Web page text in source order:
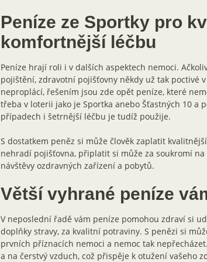
Peníze ze Sportky pro
komfortnější léčbu
Peníze hrají roli i v dalších aspektech nemoci.
pojištění, zdravotní pojišťovny někdy už tak poctivé
neproplácí, řešením jsou zde opět peníze, které
třeba v loterii jako je Sportka anebo Šťastných 10 a
případech i šetrnější léčbu je tudíž použije.
S dostatkem peněz si může člověk zaplatit
nehradí pojišťovna, připlatit si může za soukromí na
návštěvy ozdravných zařízení a pobytů.
Větší vyhrané peníze
V neposlední řadě vám peníze pomohou zdraví si
doplňky stravy, za kvalitní potraviny. S penězi si
prvních příznacích nemoci a nemoc tak
a na čerstvý vzduch, což přispěje k otužení vašeho